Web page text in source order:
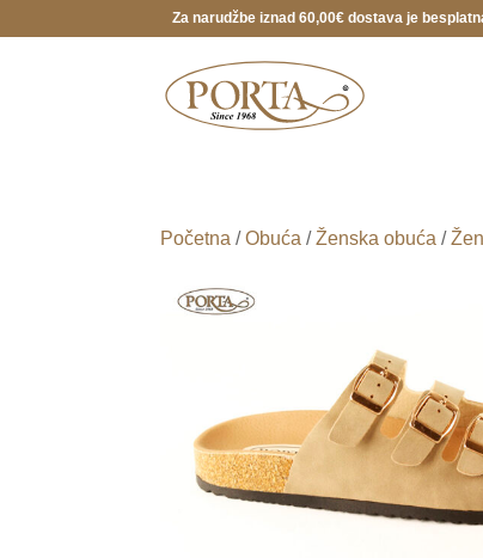
Za narudžbe iznad 60,00€ dostava je
Početna /Obuća /Ženska obuća /